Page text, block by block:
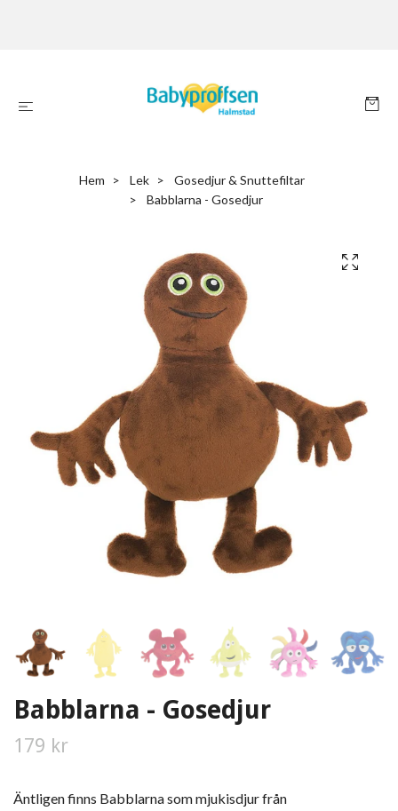
Hem Lek
Gosedjur & Snuttefiltar
Babblarna - Gosedjur
Babblarna - Gosedjur
179 kr
Äntligen finns Babblarna som mjukisdjur från